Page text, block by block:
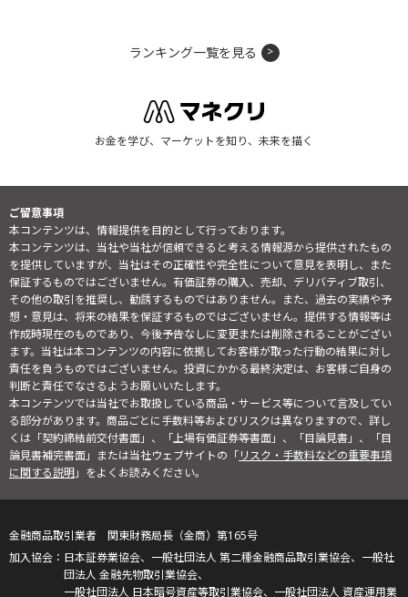
ランキング一覧を見る
お金を学び、マーケットを知り、未来を描く
ご留意事項
本コンテンツは、情報提供を目的として行っております。
本コンテンツは、当社や当社が信頼できると考える情報源から提供されたもの
を提供していますが、当社はその正確性や完全性について意見を表明し、また
保証するものではございません。有価証券の購入、売却、デリバティブ取引、
その他の取引を推奨し、勧誘するものではありません。また、過去の実績や予
想・意見は、将来の結果を保証するものではございません。提供する情報等は
作成時現在のものであり、今後予告なしに変更または削除されることがござい
ます。当社は本コンテンツの内容に依拠してお客様が取った行動の結果に対し
責任を負うものではございません。投資にかかる最終決定は、お客様ご自身の
判断と責任でなさるようお願いいたします。
本コンテンツでは当社でお取扱している商品・サービス等について言及してい
る部分があります。商品ごとに手数料等およびリスクは異なりますので、詳し
くは「契約締結前交付書面」、「上場有価証券等書面」、「目論見書」、「目
論見書補完書面」または当社ウェブサイトの「リスク・手数料などの重要事項
に関する説明」をよくお読みください。
金融商品取引業者 関東財務局長（金商）第165号
日本証券業協会、一般社団法人 第二種金融商品取引業協会、一般社
団法人 金融先物取引業協会、
一般社団法人 日本暗号資産等取引業協会、一般社団法人 資産運用業